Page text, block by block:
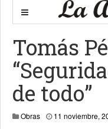
Tomás
de todo”
Obras 11 noviembre,